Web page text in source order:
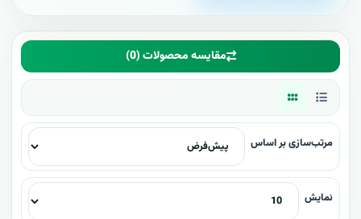
مقایسه محصولات (0)
مرتب‌سازی بر اساس
نمایش